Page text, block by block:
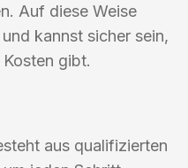
Auf diese Weise
kannst sicher sein,
gibt.
aus qualifizierten